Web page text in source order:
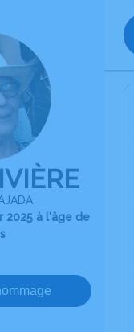
2025 à l'âge de